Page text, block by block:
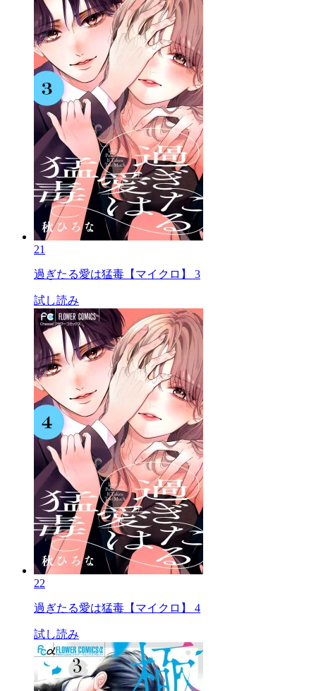
21
過ぎたる愛は猛毒【マイクロ】 3
試し読み
22
過ぎたる愛は猛毒【マイクロ】 4
試し読み